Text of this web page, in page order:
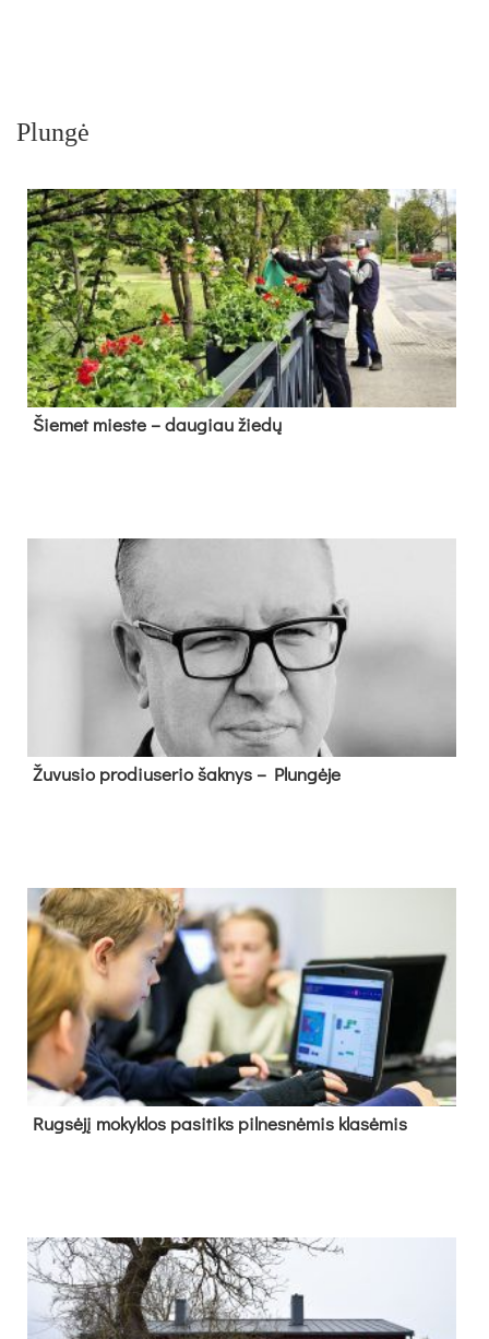
Plungė
Šie­met mies­te – dau­giau žie­dų
Žu­vu­sio pro­diu­se­rio šak­nys – Plun­gė­je
Rug­sė­jį mo­kyk­los pa­si­tiks pil­nes­nė­mis kla­sė­mis